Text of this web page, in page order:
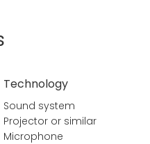
Technology
Sound system
Projector or similar
Microphone